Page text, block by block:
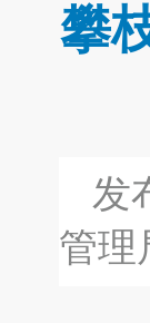
攀
发
管理